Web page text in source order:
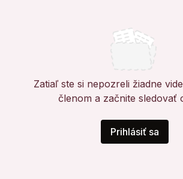
Zatiaľ ste si nepozreli žiadne
členom a začnite sledovať
Prihlásiť sa